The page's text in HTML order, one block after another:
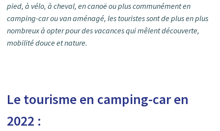
pied, à vélo, à cheval, en canoë ou plus communément en
camping-car ou van aménagé, les touristes sont de plus en plus
nombreux à opter pour des vacances qui mêlent découverte,
mobilité douce et nature.
Le tourisme en camping-car en
2022 :